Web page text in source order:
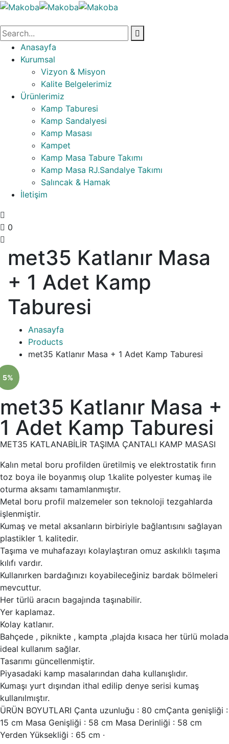
Anasayfa
Kurumsal
Vizyon & Misyon
Kalite Belgelerimiz
Ürünlerimiz
Kamp Taburesi
Kamp Sandalyesi
Kamp Masası
Kampet
Kamp Masa Tabure Takımı
Kamp Masa RJ.Sandalye Takımı
Salıncak & Hamak
İletişim
0
met35 Katlanır Masa
+ 1 Adet Kamp
Taburesi
Anasayfa
Products
met35 Katlanır Masa + 1 Adet Kamp Taburesi
5%
met35 Katlanır Masa +
1 Adet Kamp Taburesi
MET35 KATLANABİLİR TAŞIMA ÇANTALI KAMP MASASI
Kalın metal boru profilden üretilmiş ve elektrostatik fırın
toz boya ile boyanmış olup 1.kalite polyester kumaş ile
oturma aksamı tamamlanmıştır.
Metal boru profil malzemeler son teknoloji tezgahlarda
işlenmiştir.
Kumaş ve metal aksanların birbiriyle bağlantısını sağlayan
plastikler 1. kalitedir.
Taşıma ve muhafazayı kolaylaştıran omuz askılıklı taşıma
kılıfı vardır.
Kullanırken bardağınızı koyabileceğiniz bardak bölmeleri
mevcuttur.
Her türlü aracın bagajında taşınabilir.
Yer kaplamaz.
Kolay katlanır.
Bahçede , piknikte , kampta ,plajda kısaca her türlü molada
ideal kullanım sağlar.
Tasarımı güncellenmiştir.
Piyasadaki kamp masalarından daha kullanışlıdır.
Kumaşı yurt dışından ithal edilip denye serisi kumaş
kullanılmıştır.
ÜRÜN BOYUTLARI Çanta uzunluğu : 80 cmÇanta genişliği :
15 cm Masa Genişliği : 58 cm Masa Derinliği : 58 cm
Yerden Yüksekliği : 65 cm ·